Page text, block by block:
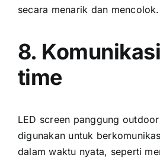
secara menarik dаn mencolok.
8.
time
LED screen panggung
digunakan untuk
dаlаm waktu nyata, ѕереrtі